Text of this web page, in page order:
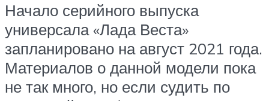
Начало серийного выпуска
универсала «Лада Веста»
запланировано на август 2021 года.
Материалов о данной модели пока
не так много, но если судить по